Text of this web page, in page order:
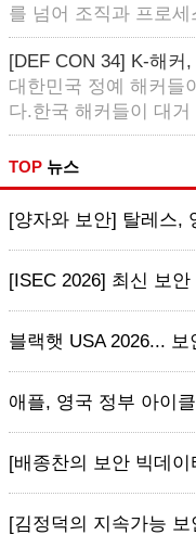
를 넘어 조직과 프로세
[DEF CON 34] K-해커
대한민국 정예 해커들
다.한국 해커들이 대거
TOP 뉴스
[양자와 보안] 탈레스,
[ISEC 2026] 최신 보
블랙햇 USA 2026... 보
애플, 영국 정부 아이
[배종찬의 보안 빅데이
[김정덕의 지속가능 보